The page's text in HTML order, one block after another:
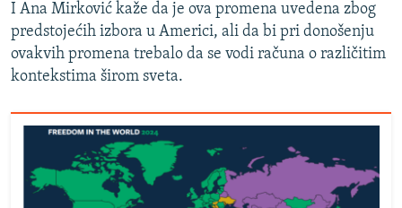
I Ana Mirković kaže da je ova promena uvedena zbog
predstojećih izbora u Americi, ali da bi pri donošenju
ovakvih promena trebalo da se vodi računa o različitim
kontekstima širom sveta.